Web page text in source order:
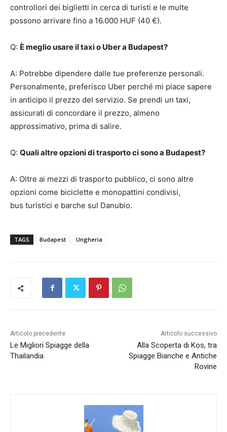
controllori dei biglietti in cerca di turisti e le multe
possono arrivare fino a 16.000 HUF (40 €).
Q: È meglio usare il taxi o Uber a Budapest?
A: Potrebbe dipendere dalle tue preferenze personali.
Personalmente, preferisco Uber perché mi piace sapere
in anticipo il prezzo del servizio. Se prendi un taxi,
assicurati di concordare il prezzo, almeno
approssimativo, prima di salire.
Q: Quali altre opzioni di trasporto ci sono a Budapest?
A: Oltre ai mezzi di trasporto pubblico, ci sono altre
opzioni come biciclette e monopattini condivisi,
bus turistici e barche sul Danubio.
TAGS Budapest Ungheria
Articolo precedente
Le Migliori Spiagge della
Thailandia
Articolo successivo
Alla Scoperta di Kos, tra
Spiagge Bianche e Antiche
Rovine